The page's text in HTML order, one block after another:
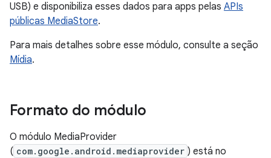
USB) e disponibiliza esses dados para apps pelas APIs
públicas MediaStore.
Para mais detalhes sobre esse módulo, consulte a seção
Mídia.
Formato do módulo
O módulo MediaProvider
( com.google.android.mediaprovider ) está no